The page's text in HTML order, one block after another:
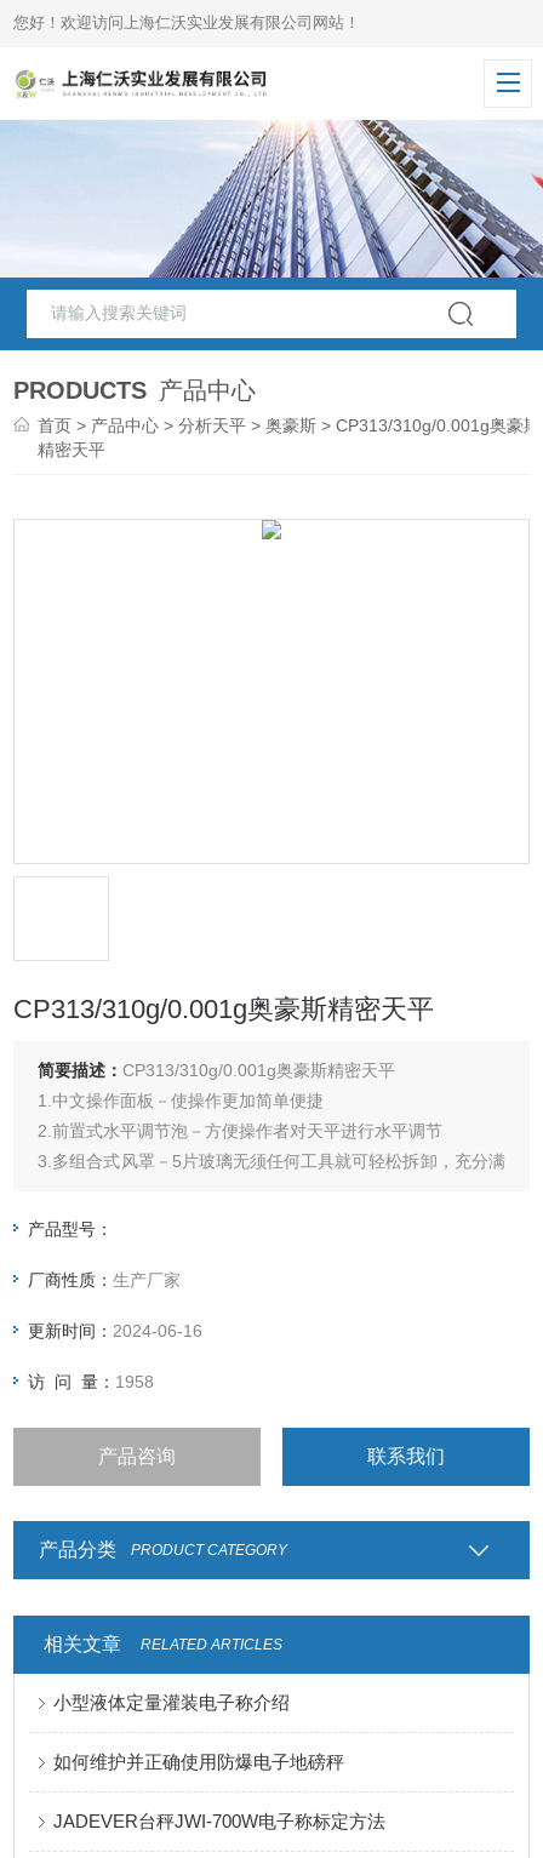
您好！欢迎访问上海仁沃实业发展有限公司网站！
PRODUCTS 产品中心
首页 > 产品中心 >分析天平 >奥豪斯 > CP313/310g/0.001g奥豪斯
精密天平
CP313/310g/0.001g奥豪斯精密天平
简要描述：CP313/310g/0.001g奥豪斯精密天平
1.中文操作面板－使操作更加简单便捷
2.前置式水平调节泡－方便操作者对天平进行水平调节
3.多组合式风罩－5片玻璃无须任何工具就可轻松拆卸，充分满
4.优化的微小加样称量－采用的数字处理技术，在保持天平读
5.动态温度补偿功能－时时修正环
产品型号：
厂商性质：生产厂家
更新时间： 2024-06-16
访 问 量： 1958
产品咨询 联系我们
产品分类 PRODUCT CATEGORY
相关文章 RELATED ARTICLES
小型液体定量灌装电子称介绍
如何维护并正确使用防爆电子地磅秤
JADEVER台秤JWI-700W电子称标定方法